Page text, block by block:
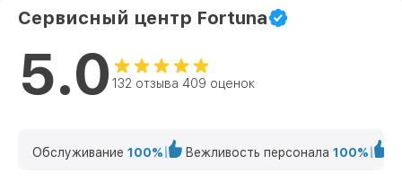
Сервисный центр Fortuna
5.0 132 отзыва 409 оценок
Обслуживание 100% Вежливость персонала 100%